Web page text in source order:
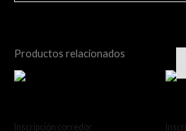
Productos relacionados
Inscripción corredor